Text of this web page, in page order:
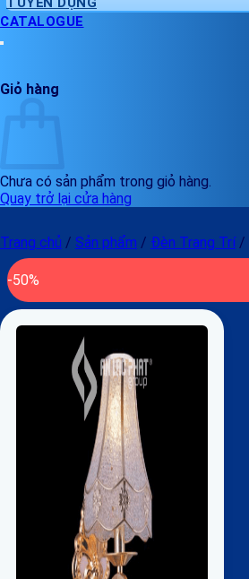
CATALOGUE
Giỏ hàng
Chưa có sản phẩm trong giỏ hàng.
Quay trở lại cửa hàng
Trang chủ / Sản phẩm / Đèn Trang Trí /
-50%